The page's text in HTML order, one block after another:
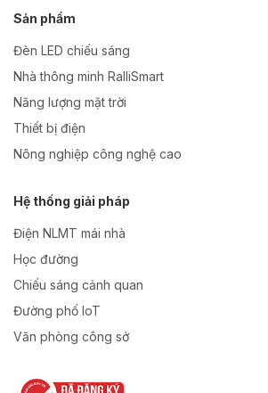
Sản phẩm
Đèn LED chiếu sáng
Nhà thông minh RalliSmart
Năng lượng mặt trời
Thiết bị điện
Nông nghiệp công nghệ cao
Hệ thống giải pháp
Điện NLMT mái nhà
Học đường
Chiếu sáng cảnh quan
Đường phố IoT
Văn phòng công sở